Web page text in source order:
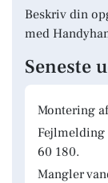
Beskriv din
med
Seneste
Montering
Fejlmelding
60 180.
Mangler